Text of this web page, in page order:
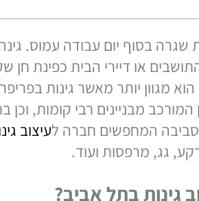
יום עבודה עמוס. גינה;
או דיירי הבית כפינת חן
יותר מאשר גינות בפריפריות
מבניינים רבי קומות, וכן
המחפשים חברה ל
מרפסות ועוד.